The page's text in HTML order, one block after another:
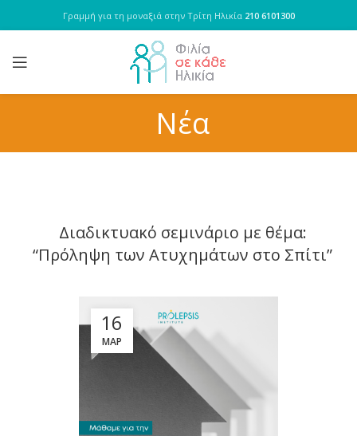
Γραμμή για τη μοναξιά στην Τρίτη Ηλικία 210 6101300
Νέα
Διαδικτυακό σεμινάριο με θέμα:
“Πρόληψη των Ατυχημάτων στο Σπίτι”
16
ΜΑΡ